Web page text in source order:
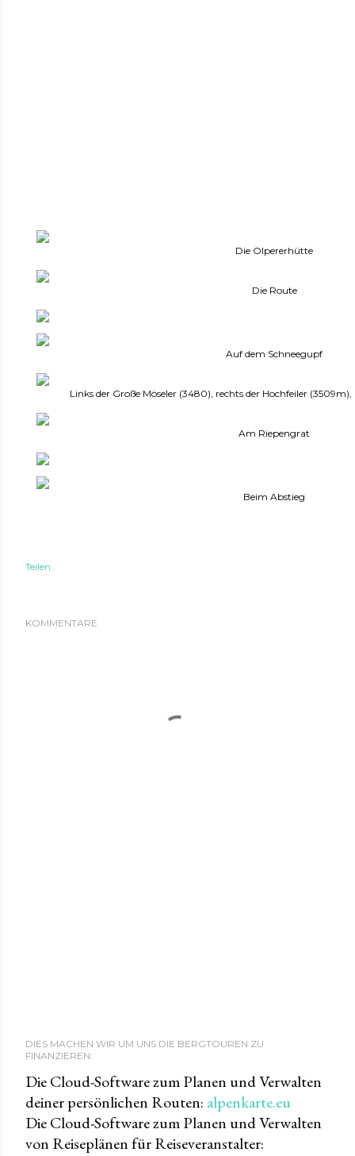
Die Olpererhütte
Die Route
Auf dem Schneegupf
Links der Große Möseler (3480), rechts der Hochfeiler
Am Riepengrat
Beim Abstieg
Teilen
KOMMENTARE
DIES MACHEN WIR UM UNS DIE BERGTOUREN ZU
FINANZIEREN:
Die Cloud-Software zum Planen und Verwalten
deiner persönlichen Routen: alpenkarte.eu
Die Cloud-Software zum Planen und Verwalten
von Reiseplänen für Reiseveranstalter: